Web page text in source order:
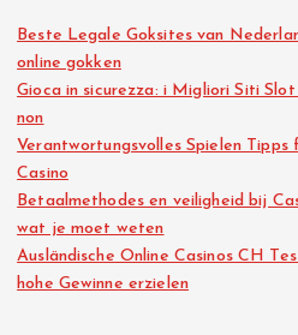
Beste Legale Goksites van
online gokken
Gioca in sicurezza: i Migliori Siti
non
Verantwortungsvolles Spielen Tipps
Casino
Betaalmethodes en veiligheid bij
wat je moet weten
Ausländische Online Casinos CH
hohe Gewinne erzielen